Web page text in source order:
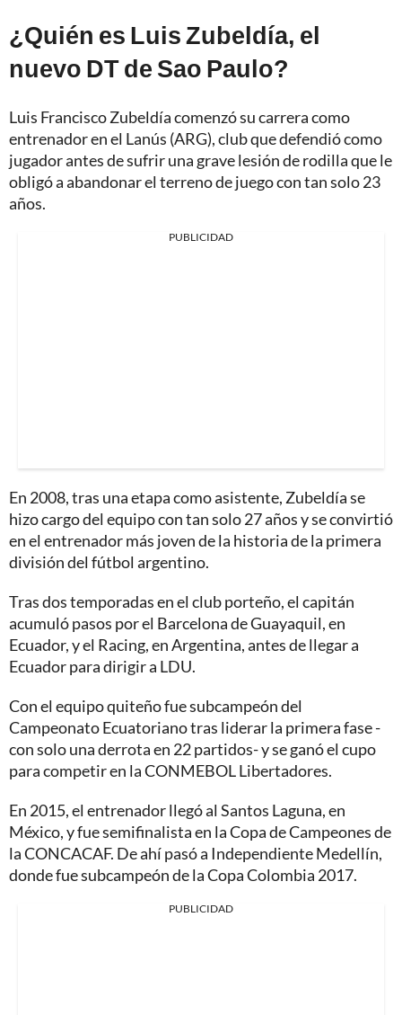
¿Quién es Luis Zubeldía, el
nuevo DT de Sao Paulo?
Luis Francisco Zubeldía comenzó su carrera como
entrenador en el Lanús (ARG), club que defendió como
jugador antes de sufrir una grave lesión de rodilla que le
obligó a abandonar el terreno de juego con tan solo 23
años.
PUBLICIDAD
En 2008, tras una etapa como asistente, Zubeldía se
hizo cargo del equipo con tan solo 27 años y se convirtió
en el entrenador más joven de la historia de la primera
división del fútbol argentino.
Tras dos temporadas en el club porteño, el capitán
acumuló pasos por el Barcelona de Guayaquil, en
Ecuador, y el Racing, en Argentina, antes de llegar a
Ecuador para dirigir a LDU.
Con el equipo quiteño fue subcampeón del
Campeonato Ecuatoriano tras liderar la primera fase -
con solo una derrota en 22 partidos- y se ganó el cupo
para competir en la CONMEBOL Libertadores.
En 2015, el entrenador llegó al Santos Laguna, en
México, y fue semifinalista en la Copa de Campeones de
la CONCACAF. De ahí pasó a Independiente Medellín,
donde fue subcampeón de la Copa Colombia 2017.
PUBLICIDAD